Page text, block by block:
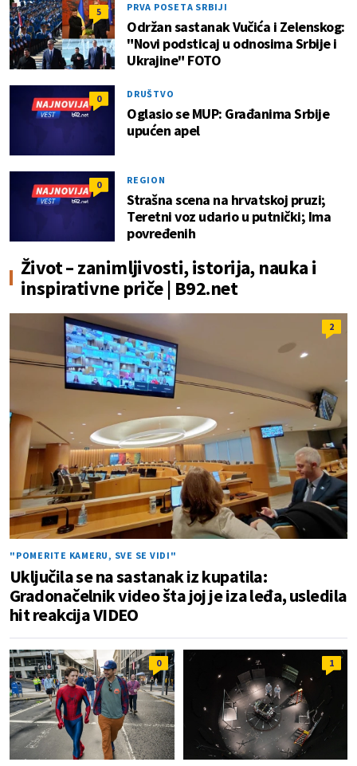
5 PRVA POSETA SRBIJI
Održan sastanak Vučića i Zelenskog:
"Novi podsticaj u odnosima Srbije i
Ukrajine" FOTO
0 DRUŠTVO
Oglasio se MUP: Građanima Srbije
upućen apel
0 REGION
Strašna scena na hrvatskoj pruzi;
Teretni voz udario u putnički; Ima
povređenih
Život – zanimljivosti, istorija, nauka i
inspirativne priče | B92.net
2
"POMERITE KAMERU, SVE SE VIDI"
Uključila se na sastanak iz kupatila:
Gradonačelnik video šta joj je iza leđa, usledila
hit reakcija VIDEO
0 1